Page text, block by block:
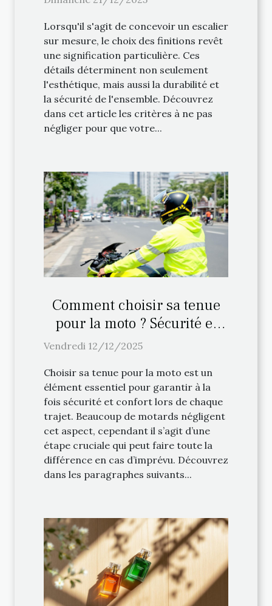
Lorsqu'il s'agit de concevoir un escalier
sur mesure, le choix des finitions revêt
une signification particulière. Ces
détails déterminent non seulement
l'esthétique, mais aussi la durabilité et
la sécurité de l'ensemble. Découvrez
dans cet article les critères à ne pas
négliger pour que votre...
Comment choisir sa tenue
pour la moto ? Sécurité et
confort
Vendredi 12/12/2025
Choisir sa tenue pour la moto est un
élément essentiel pour garantir à la
fois sécurité et confort lors de chaque
trajet. Beaucoup de motards négligent
cet aspect, cependant il s’agit d’une
étape cruciale qui peut faire toute la
différence en cas d’imprévu. Découvrez
dans les paragraphes suivants...